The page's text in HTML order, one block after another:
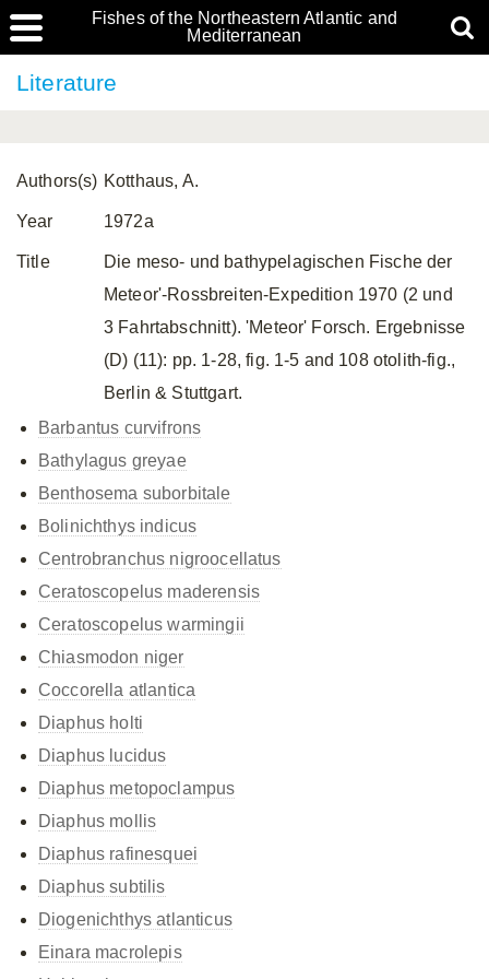
Fishes of the Northeastern Atlantic and
Mediterranean
Literature
Authors(s) Kotthaus, A.
Year 1972a
Title
Die meso- und bathypelagischen Fische der
Meteor'-Rossbreiten-Expedition 1970 (2 und
3 Fahrtabschnitt). 'Meteor' Forsch. Ergebnisse
(D) (11): pp. 1-28, fig. 1-5 and 108 otolith-fig.,
Berlin & Stuttgart.
Barbantus curvifrons
Bathylagus greyae
Benthosema suborbitale
Bolinichthys indicus
Centrobranchus nigroocellatus
Ceratoscopelus maderensis
Ceratoscopelus warmingii
Chiasmodon niger
Coccorella atlantica
Diaphus holti
Diaphus lucidus
Diaphus metopoclampus
Diaphus mollis
Diaphus rafinesquei
Diaphus subtilis
Diogenichthys atlanticus
Einara macrolepis